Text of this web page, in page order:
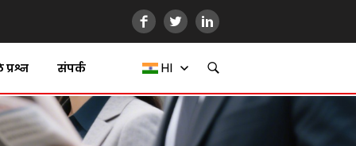
संपर्क HI